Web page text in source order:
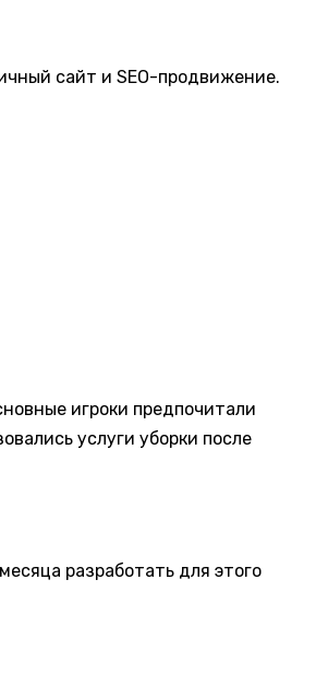
сайт и SEO-продвижение.
игроки предпочитали
услуги уборки после
разработать для этого